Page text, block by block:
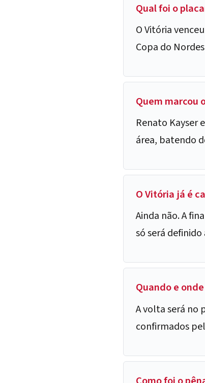
Qual foi o
O Vitória
Copa do
Quem marcou
Renato Kayser
área, batendo
O Vitória já é
Ainda não. A
só será
Quando e
A volta será no
confirmados